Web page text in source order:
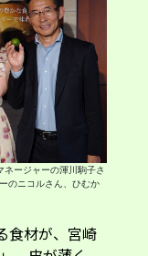
ージャーの渾川駒子さ
のニコルさん、ひむか
材が、宮崎
と比べて酸味